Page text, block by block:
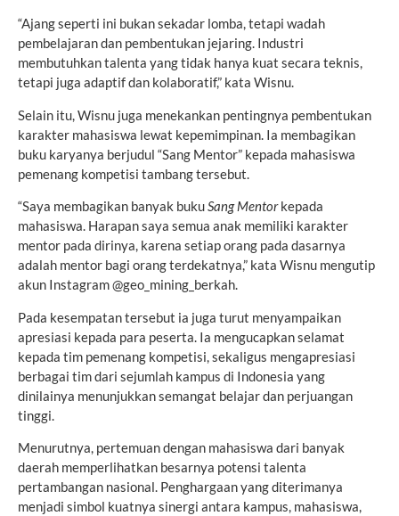
“Ajang seperti ini bukan sekadar lomba, tetapi wadah
pembelajaran dan pembentukan jejaring. Industri
membutuhkan talenta yang tidak hanya kuat secara teknis,
tetapi juga adaptif dan kolaboratif,” kata Wisnu.
Selain itu, Wisnu juga menekankan pentingnya pembentukan
karakter mahasiswa lewat kepemimpinan. Ia membagikan
buku karyanya berjudul “Sang Mentor” kepada mahasiswa
pemenang kompetisi tambang tersebut.
“Saya membagikan banyak bukuSang Mentorkepada
mahasiswa. Harapan saya semua anak memiliki karakter
mentor pada dirinya, karena setiap orang pada dasarnya
adalah mentor bagi orang terdekatnya,” kata Wisnu mengutip
akun Instagram @geo_mining_berkah.
Pada kesempatan tersebut ia juga turut menyampaikan
apresiasi kepada para peserta. Ia mengucapkan selamat
kepada tim pemenang kompetisi, sekaligus mengapresiasi
berbagai tim dari sejumlah kampus di Indonesia yang
dinilainya menunjukkan semangat belajar dan perjuangan
tinggi.
Menurutnya, pertemuan dengan mahasiswa dari banyak
daerah memperlihatkan besarnya potensi talenta
pertambangan nasional. Penghargaan yang diterimanya
menjadi simbol kuatnya sinergi antara kampus, mahasiswa,